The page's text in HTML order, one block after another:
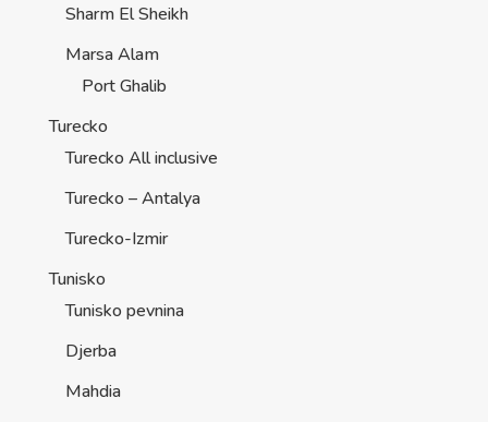
Sharm El Sheikh
Marsa Alam
Port Ghalib
Turecko
Turecko All inclusive
Turecko – Antalya
Turecko-Izmir
Tunisko
Tunisko pevnina
Djerba
Mahdia